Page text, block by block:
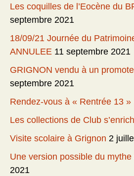
Les coquilles de l’Eocène du
septembre 2021
18/09/21 Journée du
ANNULEE 11 septembre 2021
GRIGNON vendu à un
septembre 2021
Rendez-vous à « Rentrée 13 »
Les collections de Club
Visite scolaire à Grignon 2
Une version possible du
2021